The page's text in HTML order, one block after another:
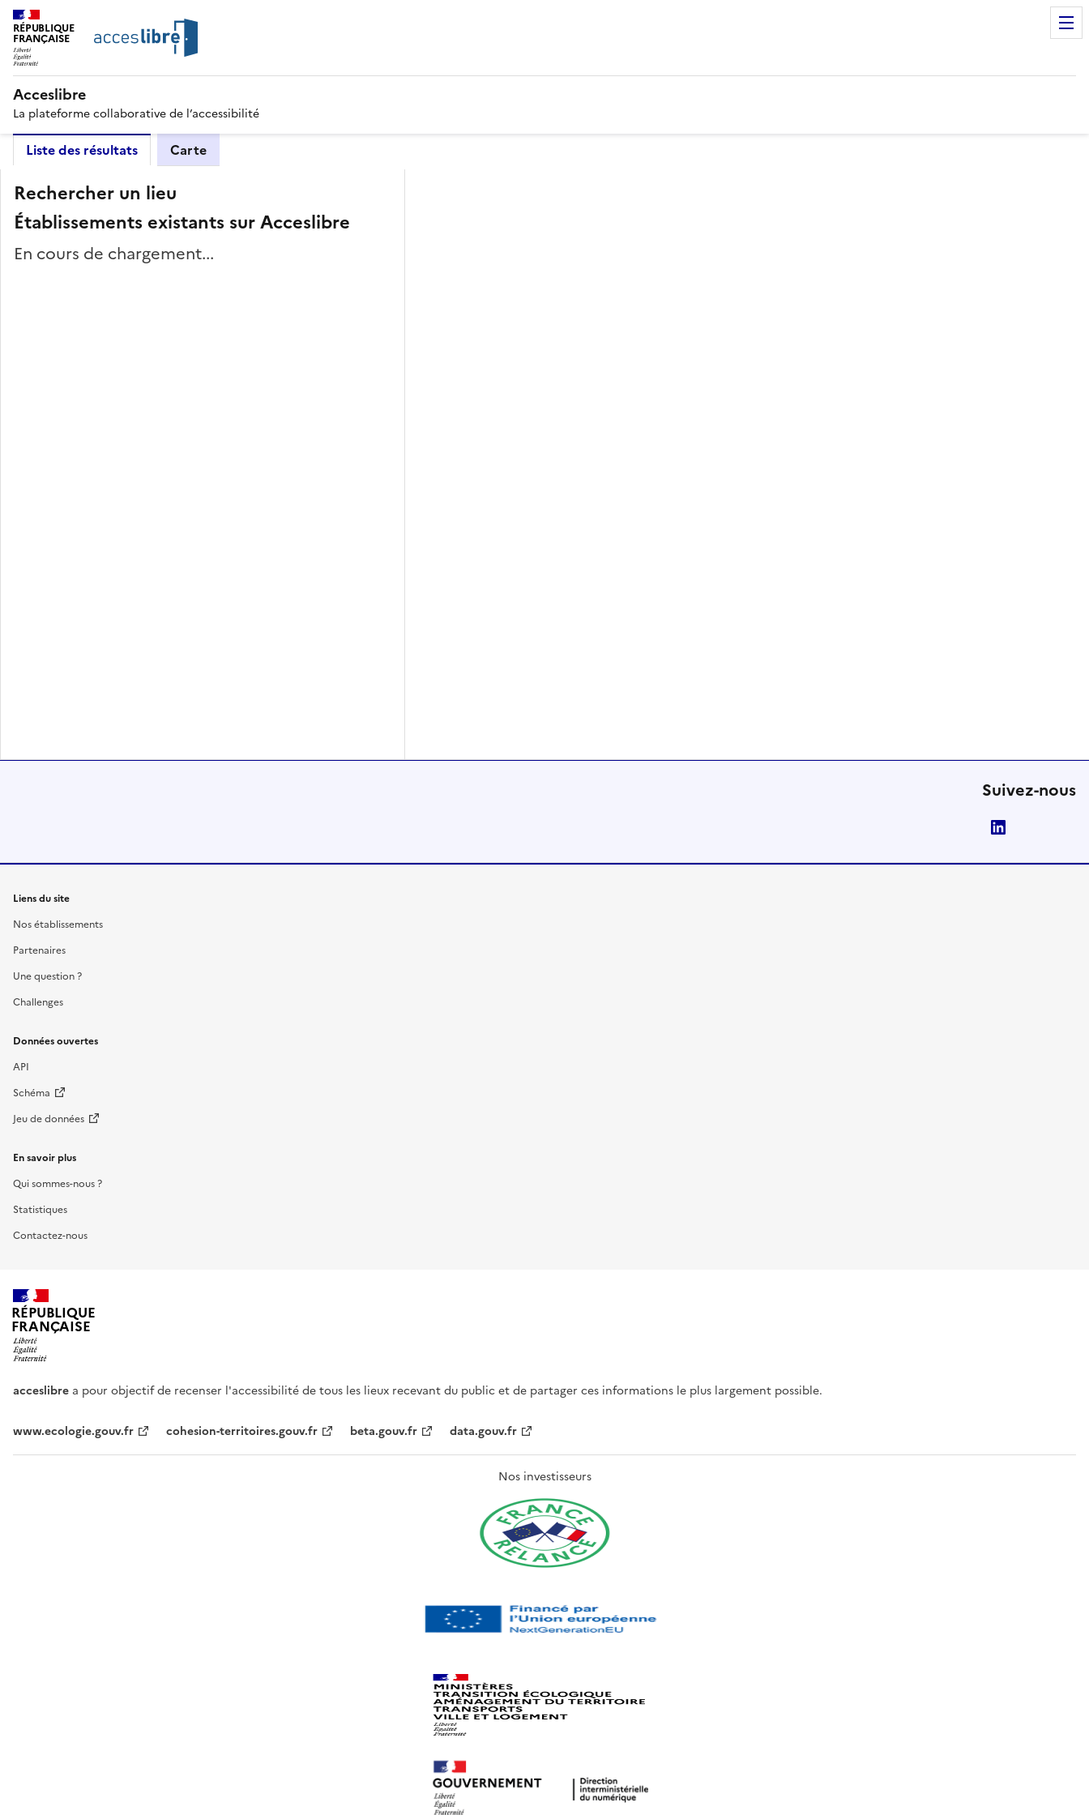
RÉPUBLIQUE
FRANÇAISE
Acceslibre
La plateforme collaborative de l’accessibilité
Liste des résultats Carte
Rechercher un lieu
Établissements existants sur Acceslibre
En cours de chargement...
Suivez-nous
Liens du site
Nos établissements
Partenaires
Une question ?
Challenges
Données ouvertes
API
Schéma
Jeu de données
En savoir plus
Qui sommes-nous ?
Statistiques
Contactez-nous
RÉPUBLIQUE
FRANÇAISE
acceslibre a pour objectif de recenser l'accessibilité de tous les lieux recevant du public et de partager ces informations le plus largement possible.
www.ecologie.gouv.fr cohesion-territoires.gouv.fr beta.gouv.fr data.gouv.fr
Nos investisseurs